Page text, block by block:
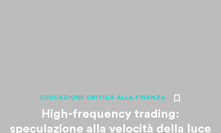
EDUCAZIONE CRITICA ALLA FINANZA
High-frequency trading:
speculazione alla velocità della luce